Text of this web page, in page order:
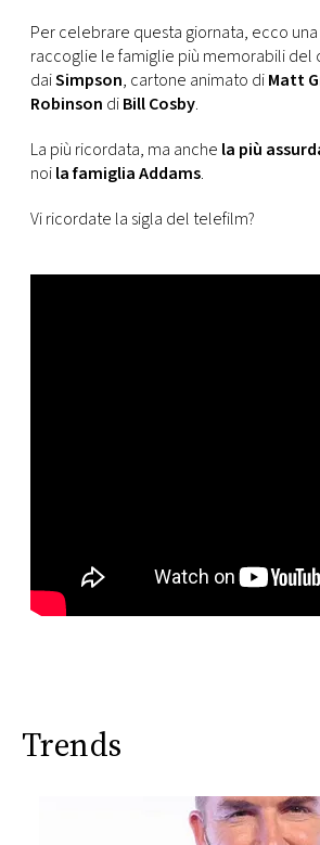
Per celebrare questa giornata, ecco
raccoglie le famiglie più memorabili del
daiSimpson, cartone animato diMatt
Robinson diBill Cosby.
La più ricordata, ma anche la più
noila famiglia Addams.
Vi ricordate la sigla del telefilm?
Trends